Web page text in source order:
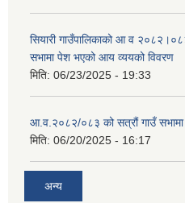
सियारी गाउँपालिकाको आ व
सभामा पेश भएको आय व्ययको विवरण
मिति: 06/23/2025 - 19:33
आ.व.२०८२/०८३ को सत्रौं गाउँ सभामा
मिति: 06/20/2025 - 16:17
अन्य